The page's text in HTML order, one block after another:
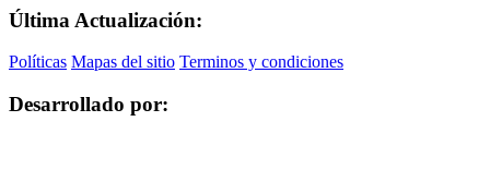
Última Actualización:
Políticas Mapas del sitio Terminos y condiciones
Desarrollado por: